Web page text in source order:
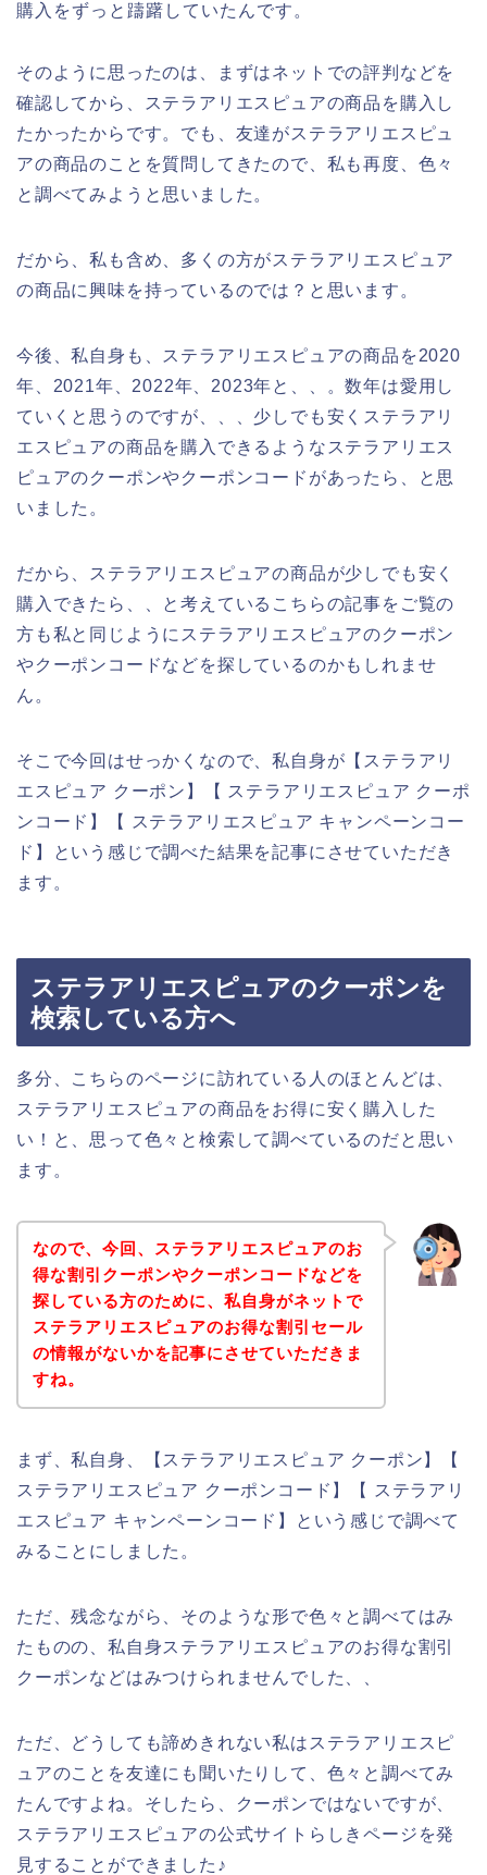
購入をずっと躊躇していたんです。
そのように思ったのは、まずはネットでの評判などを
確認してから、ステラアリエスピュアの商品を購入し
たかったからです。でも、友達がステラアリエスピュ
アの商品のことを質問してきたので、私も再度、色々
と調べてみようと思いました。
だから、私も含め、多くの方がステラアリエスピュア
の商品に興味を持っているのでは？と思います。
今後、私自身も、ステラアリエスピュアの商品を2020
年、2021年、2022年、2023年と、、。数年は愛用し
ていくと思うのですが、、、少しでも安くステラアリ
エスピュアの商品を購入できるようなステラアリエス
ピュアのクーポンやクーポンコードがあったら、と思
いました。
だから、ステラアリエスピュアの商品が少しでも安く
購入できたら、、と考えているこちらの記事をご覧の
方も私と同じようにステラアリエスピュアのクーポン
やクーポンコードなどを探しているのかもしれませ
ん。
そこで今回はせっかくなので、私自身が【ステラアリ
エスピュア クーポン】【 ステラアリエスピュア クーポ
ンコード】【 ステラアリエスピュア キャンペーンコー
ド】という感じで調べた結果を記事にさせていただき
ます。
ステラアリエスピュアのクーポンを
検索している方へ
多分、こちらのページに訪れている人のほとんどは、
ステラアリエスピュアの商品をお得に安く購入した
い！と、思って色々と検索して調べているのだと思い
ます。
なので、今回、ステラアリエスピュアのお
得な割引クーポンやクーポンコードなどを
探している方のために、私自身がネットで
ステラアリエスピュアのお得な割引セール
の情報がないかを記事にさせていただきま
すね。
まず、私自身、【ステラアリエスピュア クーポン】【
ステラアリエスピュア クーポンコード】【 ステラアリ
エスピュア キャンペーンコード】という感じで調べて
みることにしました。
ただ、残念ながら、そのような形で色々と調べてはみ
たものの、私自身ステラアリエスピュアのお得な割引
クーポンなどはみつけられませんでした、、
ただ、どうしても諦めきれない私はステラアリエスピ
ュアのことを友達にも聞いたりして、色々と調べてみ
たんですよね。そしたら、クーポンではないですが、
ステラアリエスピュアの公式サイトらしきページを発
見することができました♪